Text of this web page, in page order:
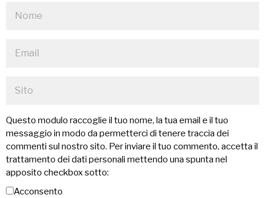
Questo modulo raccoglie il tuo nome, la tua email e il tuo
messaggio in modo da permetterci di tenere traccia dei
commenti sul nostro sito. Per inviare il tuo commento, accetta il
trattamento dei dati personali mettendo una spunta nel
apposito checkbox sotto:
Acconsento